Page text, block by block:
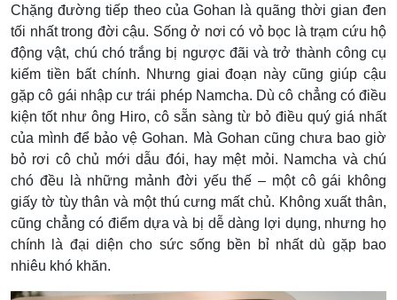
Chặng đường tiếp theo của Gohan là quãng thời gian đen
tối nhất trong đời cậu. Sống ở nơi có vỏ bọc là trạm cứu hộ
động vật, chú chó trắng bị ngược đãi và trở thành công cụ
kiếm tiền bất chính. Nhưng giai đoạn này cũng giúp cậu
gặp cô gái nhập cư trái phép Namcha. Dù cô chẳng có điều
kiện tốt như ông Hiro, cô sẵn sàng từ bỏ điều quý giá nhất
của mình để bảo vệ Gohan. Mà Gohan cũng chưa bao giờ
bỏ rơi cô chủ mới dẫu đói, hay mệt mỏi. Namcha và chú
chó đều là những mảnh đời yếu thế – một cô gái không
giấy tờ tùy thân và một thú cưng mất chủ. Không xuất thân,
cũng chẳng có điểm dựa và bị dễ dàng lợi dụng, nhưng họ
chính là đại diện cho sức sống bền bỉ nhất dù gặp bao
nhiêu khó khăn.